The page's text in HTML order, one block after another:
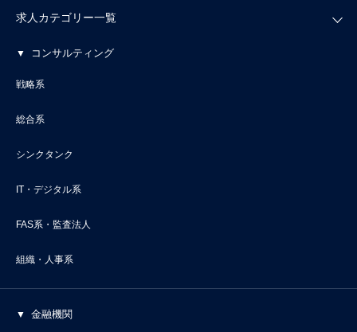
求人カテゴリー一覧
コンサルティング
戦略系
総合系
シンクタンク
IT・デジタル系
FAS系・監査法人
組織・人事系
金融機関